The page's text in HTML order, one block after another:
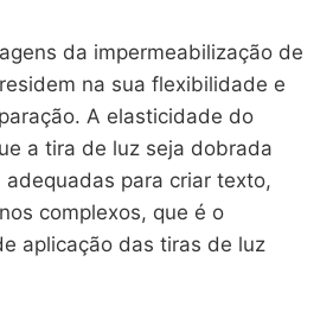
da impermeabilização de
na sua flexibilidade e
A elasticidade do
a tira de luz seja dobrada
adequadas para criar texto,
complexos, que é o
aplicação das tiras de luz